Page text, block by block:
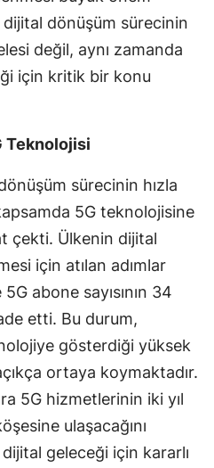
Nevşehir
Niğde
Ordu
Sakarya
Samsun
Siirt
Sinop
Sivas
Tekirdağ
Tokat
Trabzon
Tunceli
dijital dönüşüm sürecinin
değil, aynı zamanda
için kritik bir konu
Teknolojisi
sürecinin hızla
5G teknolojisine
çekti. Ülkenin dijital
için atılan adımlar
abone sayısının 34
etti. Bu durum,
gösterdiği yüksek
ortaya koymaktadır.
5G hizmetlerinin iki yıl
ulaşacağını
geleceği için kararlı